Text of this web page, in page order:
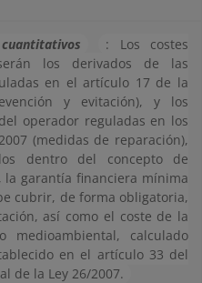
: Los costes
los derivados de las
en el artículo 17 de la
y evitación), y los
operador reguladas en los
(medidas de reparación),
dentro del concepto de
la garantía financiera mínima
cubrir, de forma obligatoria,
así como el coste de la
medioambiental, calculado
en el artículo 33 del
de la Ley 26/2007.